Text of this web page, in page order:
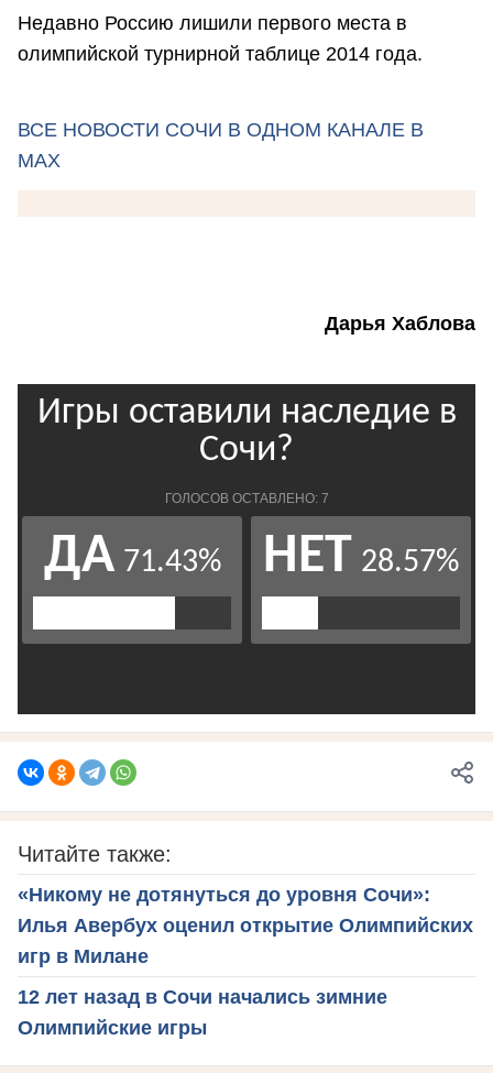
Недавно Россию лишили первого места в
олимпийской турнирной таблице 2014 года.
ВСЕ НОВОСТИ СОЧИ В ОДНОМ КАНАЛЕ В
MAX
Дарья Хаблова
Читайте также:
«Никому не дотянуться до уровня Сочи»:
Илья Авербух оценил открытие Олимпийских
игр в Милане
12 лет назад в Сочи начались зимние
Олимпийские игры